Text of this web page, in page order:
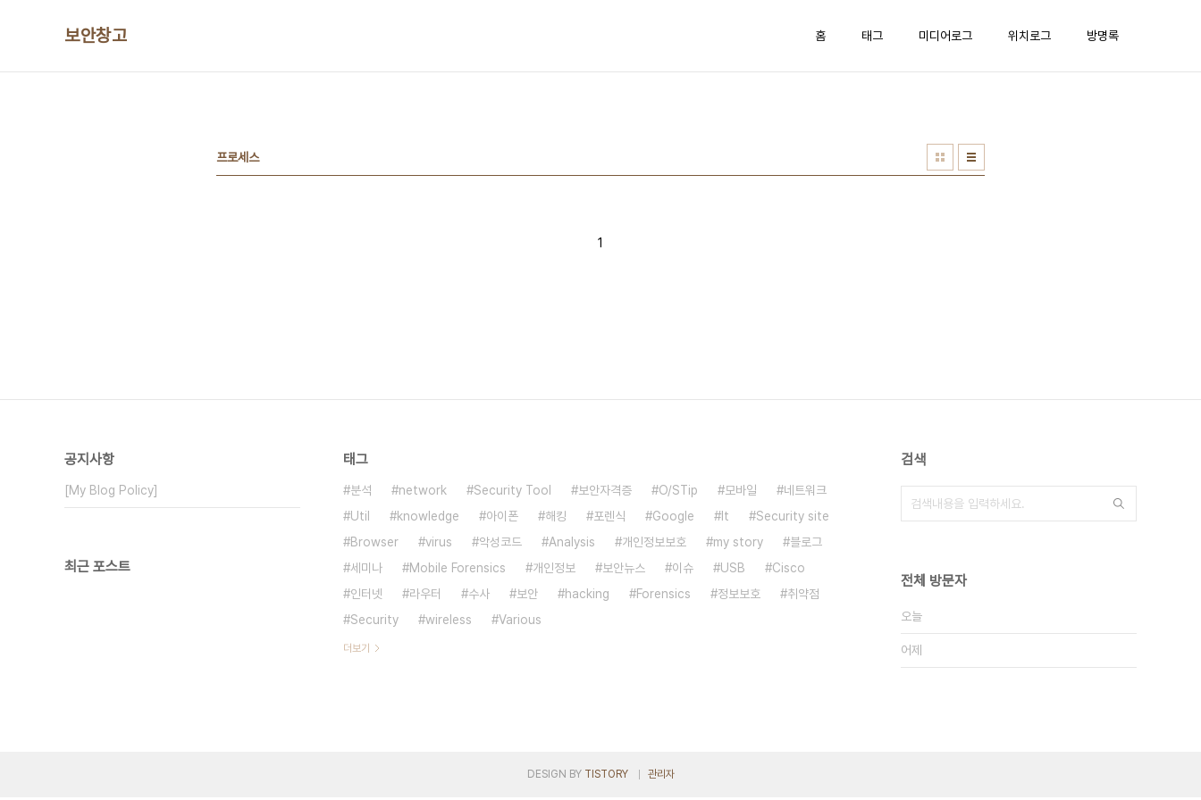
보안창고 홈 태그 미디어로그 위치로그 방명록
프로세스
1
공지사항
[My Blog Policy]
최근 포스트
태그
분석 network Security Tool 보안자격증 O/STip 모바일
네트워크
Util
knowledge 아이폰 해킹 포렌식 Google It
Security site
Browser
virus 악성코드 Analysis 개인정보보호 my story
블로그
세미나
Mobile Forensics 개인정보 보안뉴스 이슈 USB
Cisco
인터넷
라우터 수사 보안 hacking Forensics 정보보호
취약점
Security
wireless Various
더보기
검색
전체 방문자
오늘
어제
DESIGN BY TISTORY 관리자